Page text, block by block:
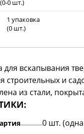
(0-0 шт.)
1 упаковка
(0 шт.)
вскапывания
строительных и
из стали,
0 шт.